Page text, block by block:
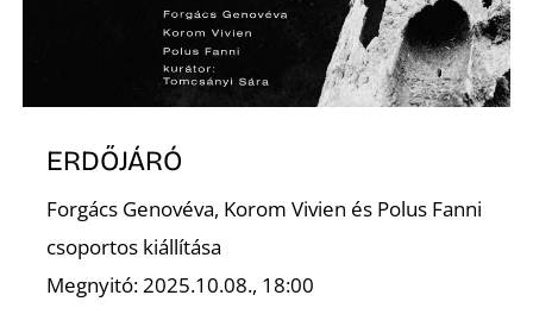
ERDŐJÁRÓ
Forgács Genovéva, Korom Vivien és Polus Fanni
csoportos kiállítása
Megnyitó: 2025.10.08., 18:00